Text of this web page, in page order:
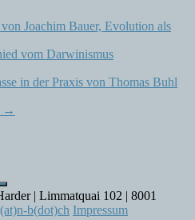
Joachim Bauer, Evolution als
vom Darwinismus
in der Praxis von Thomas Buhl
→
| Limmatquai 102 | 8001
b(dot)ch Impressum